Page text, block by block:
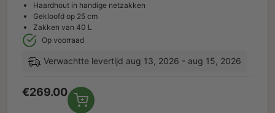
Haardhout in handige netzakken
Gekloofd op 25 cm
Zakken van 40 L
Op voorraad
Verwachtte levertijd aug 13, 2026 - aug 15, 2026
€269.00